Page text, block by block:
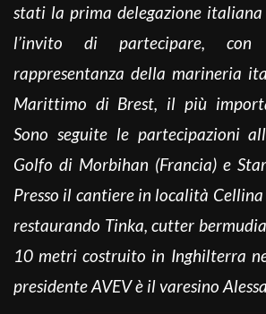
stati la prima delegazione
l’invito di partecipare,
rappresentanza della marineria
Marittimo di Brest, il più
Sono seguite le partecipazioni
Golfo di Morbihan (Francia) e
Presso il cantiere in località Cellina
restaurando Tinka, cutter
10 metri costruito in Inghilterra
presidente AVEV è il varesino